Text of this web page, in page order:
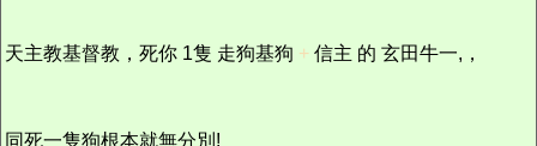
天主教基督教，死你 1隻 走狗基狗 + 信主 的 玄田牛一,，
同死一隻狗根本就無分別!